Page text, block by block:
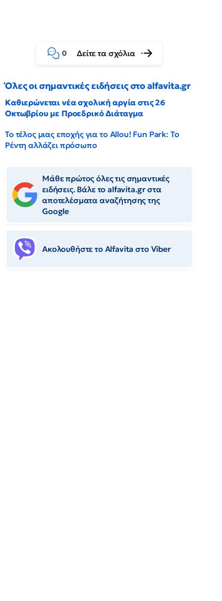
0 Δείτε τα σχόλια
Όλες οι σημαντικές ειδήσεις στο alfavita.gr
Καθιερώνεται νέα σχολική αργία στις 26
Οκτωβρίου με Προεδρικό Διάταγμα
Το τέλος μιας εποχής για το Allou! Fun Park: Το
Ρέντη αλλάζει πρόσωπο
Μάθε πρώτος όλες τις σημαντικές
ειδήσεις. Βάλε το alfavita.gr στα
αποτελέσματα αναζήτησης της
Google
Ακολουθήστε το Αlfavita στο Viber